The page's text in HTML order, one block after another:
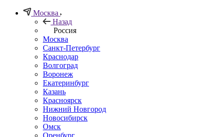
Москва
Назад
Россия
Москва
Санкт-Петербург
Краснодар
Волгоград
Воронеж
Екатеринбург
Казань
Красноярск
Нижний Новгород
Новосибирск
Омск
Оренбург